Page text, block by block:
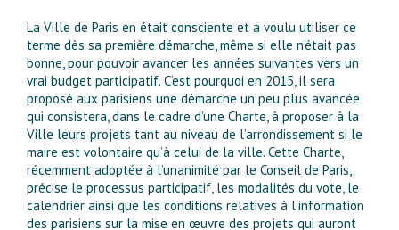
La Ville de Paris en était consciente et a voulu utiliser ce
terme dès sa première démarche, même si elle n’était pas
bonne, pour pouvoir avancer les années suivantes vers un
vrai budget participatif. C’est pourquoi en 2015, il sera
proposé aux parisiens une démarche un peu plus avancée
qui consistera, dans le cadre d’une Charte, à proposer à la
Ville leurs projets tant au niveau de l’arrondissement si le
maire est volontaire qu’à celui de la ville. Cette Charte,
récemment adoptée à l’unanimité par le Conseil de Paris,
précise le processus participatif, les modalités du vote, le
calendrier ainsi que les conditions relatives à l’information
des parisiens sur la mise en œuvre des projets qui auront